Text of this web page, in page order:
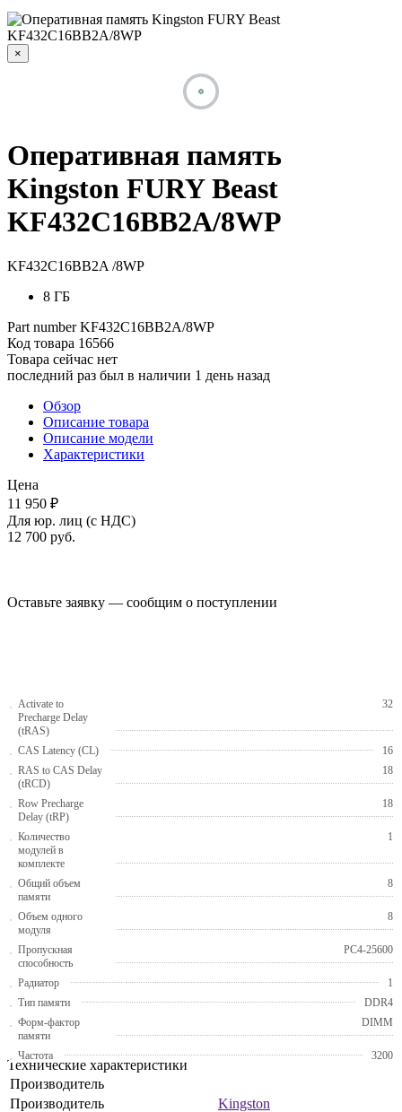
×
Оперативная память
Kingston FURY Beast
KF432C16BB2A/8WP
KF432C16BB2A /8WP
8 ГБ
Part number KF432C16BB2A/8WP
Код товара 16566
Товара сейчас нет
последний раз был в наличии 1 день назад
Обзор
Описание товара
Описание модели
Характеристики
Цена
11 950 ₽
Для юр. лиц (с НДС)
12 700 руб.
Оставьте заявку — сообщим о поступлении
Activate to
Precharge Delay
(tRAS)
32
CAS Latency (CL)
16
RAS to CAS Delay
(tRCD)
18
Row Precharge
Delay (tRP)
18
Количество
модулей в
комплекте
1
Общий объем
памяти
8
Объем одного
модуля
8
Пропускная
способность
PC4-25600
Радиатор
1
Тип памяти
DDR4
Форм-фактор
памяти
DIMM
Частота 3200
Технические характеристики
Производитель
Производитель
Kingston